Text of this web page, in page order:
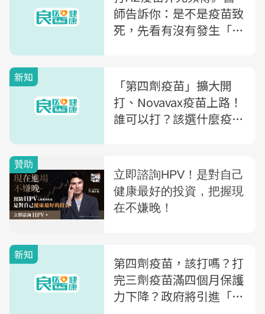
師告訴你：是不是疫苗致
死，先看有沒有發生「這
新知
「第四劑疫苗」擴大開
打、Novavax疫苗上路！
誰可以打？該選什麼疫
新知
第四劑疫苗，該打嗎？打
完三劑疫苗滿四個月保護
力下降？政府將引進「次